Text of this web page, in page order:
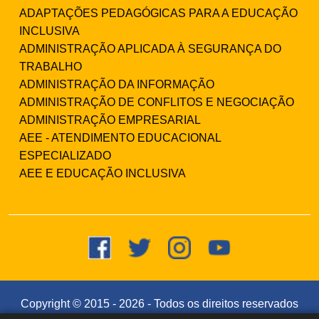
ADAPTAÇÕES PEDAGÓGICAS PARA A EDUCAÇÃO
INCLUSIVA
ADMINISTRAÇÃO APLICADA À SEGURANÇA DO
TRABALHO
ADMINISTRAÇÃO DA INFORMAÇÃO
ADMINISTRAÇÃO DE CONFLITOS E NEGOCIAÇÃO
ADMINISTRAÇÃO EMPRESARIAL
AEE - ATENDIMENTO EDUCACIONAL
ESPECIALIZADO
AEE E EDUCAÇÃO INCLUSIVA
Copyright © 2015 - 2026 - Todos os direitos reservados